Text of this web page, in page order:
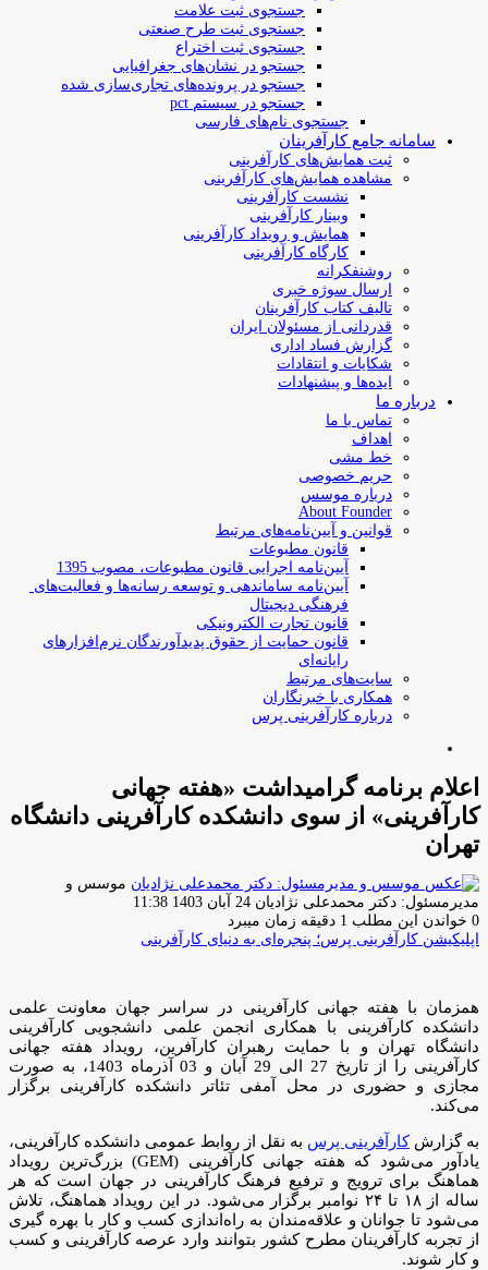
جستجوی ثبت علامت
جستجوی ثبت طرح صنعتی
جستجوی ثبت اختراع
جستجو در نشان‌های جغرافیایی
جستجو در پرونده‌های تجاری‌سازی شده
جستجو در سیستم pct
جستجوی نام‌های فارسی
سامانه جامع کارآفرینان
ثبت همایش‌های کارآفرینی
مشاهده همایش‌های کارآفرینی
نشست کارآفرینی
وبینار کارآفرینی
همایش و رویداد کارآفرینی
کارگاه کارآفرینی
روشنفکرانه
ارسال سوژه‌ خبری
تالیف کتاب کارآفرینان
قدردانی از مسئولان ایران
گزارش فساد اداری
شکایات و انتقادات
ایده‌ها و پیشنهادات
درباره ما
تماس با ما
اهداف
خط مشی
حریم خصوصی
درباره موسس
About Founder
قوانین و آیین‌نامه‌های مرتبط
‌قانون مطبوعات
آیین‌نامه اجرایی قانون مطبوعات، مصوب 1395
آیین‌نامه سامان­دهی و توسعه رسانه­‌ها و فعالیت‌­های
فرهنگی دیجیتال
قانون تجارت الکترونیکی
قانون حمایت از حقوق پدیدآورندگان نرم‌افزارهای
رایانه‌ای
سایت‌های مرتبط
همکاری با خبرنگاران
درباره کارآفرینی پرس
اعلام برنامه گرامیداشت «هفته جهانی
کارآفرینی» از سوی دانشکده کارآفرینی دانشگاه
تهران
موسس و
مدیرمسئول: دکتر محمدعلی نژادیان ارسال
ایمیل
24 آبان 1403 11:38
0 خواندن این مطلب 1 دقیقه زمان میبرد
اپلیکیشن کارآفرینی پرس؛ پنجره‌ای به دنیای کارآفرینی
همزمان با هفته جهانی کارآفرینی در سراسر جهان معاونت علمی
دانشکده کارآفرینی با همکاری انجمن علمی دانشجویی کارآفرینی
دانشگاه تهران و با حمایت رهبران کارآفرین، رویداد هفته جهانی
کارآفرینی را از تاریخ 27 الی 29 آبان و 03 آذرماه 1403، به صورت
مجازی و حضوری در محل آمفی تئاتر دانشکده کارآفرینی برگزار
می‌کند.
به گزارشکارآفرینی پرس به نقل از روابط عمومی دانشکده کارآفرینی،
یادآور می‌شود که هفته جهانی کارآفرینی (GEM) بزرگ‌ترین رویداد
هماهنگ برای ترویج و ترفیع فرهنگ کارآفرینی در جهان است که هر
ساله از ۱۸ تا ۲۴ نوامبر برگزار می‌شود. در این رویداد هماهنگ، تلاش
می‌شود تا جوانان و علاقه‌مندان به راه‌اندازی کسب و کار با بهره گیری
از تجربه کارآفرینان مطرح کشور بتوانند وارد عرصه کارآفرینی و کسب
و کار شوند.